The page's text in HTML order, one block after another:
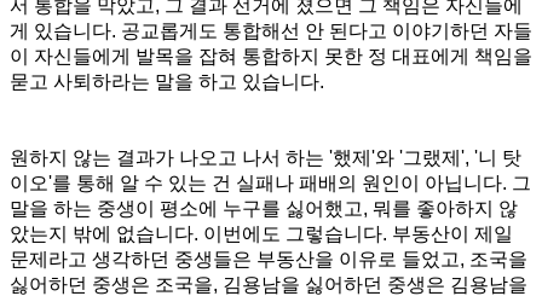
서 통합을 막았고, 그 결과 선거에 졌으면 그 책임은 자신들에
게 있습니다. 공교롭게도 통합해선 안 된다고 이야기하던 자들
이 자신들에게 발목을 잡혀 통합하지 못한 정 대표에게 책임을
묻고 사퇴하라는 말을 하고 있습니다.
원하지 않는 결과가 나오고 나서 하는 '했제'와 '그랬제', '니 탓
이오'를 통해 알 수 있는 건 실패나 패배의 원인이 아닙니다. 그
말을 하는 중생이 평소에 누구를 싫어했고, 뭐를 좋아하지 않
았는지 밖에 없습니다. 이번에도 그렇습니다. 부동산이 제일
문제라고 생각하던 중생들은 부동산을 이유로 들었고, 조국을
싫어하던 중생은 조국을, 김용남을 싫어하던 중생은 김용남을